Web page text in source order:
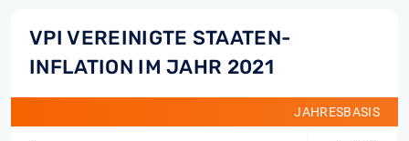
VPI VEREINIGTE STAATEN-
INFLATION IM JAHR 2021
JAHRESBASIS